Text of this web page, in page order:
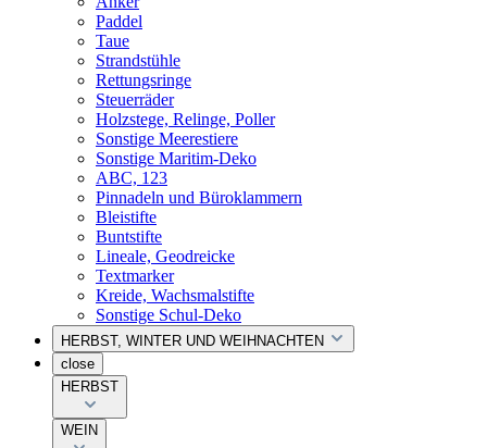
Paddel
Taue
Strandstühle
Rettungsringe
Steuerräder
Holzstege, Relinge, Poller
Sonstige Meerestiere
Sonstige Maritim-Deko
ABC, 123
Pinnadeln und Büroklammern
Bleistifte
Buntstifte
Lineale, Geodreicke
Textmarker
Kreide, Wachsmalstifte
Sonstige Schul-Deko
HERBST, WINTER UND WEIHNACHTEN
close
HERBST
WEIN